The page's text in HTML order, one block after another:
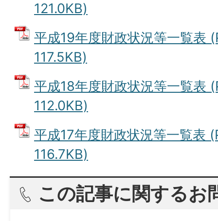
121.0KB)
平成19年度財政状況等一覧表
117.5KB)
平成18年度財政状況等一覧表
112.0KB)
平成17年度財政状況等一覧表
116.7KB)
この記事に関するお